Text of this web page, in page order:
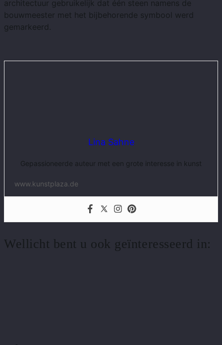
architectuur gebruikelijk dat één steen namens de
bouwmeester met het bijbehorende symbool werd
gemarkeerd.
Lina Sahne
Gepassioneerde auteur met een grote interesse in kunst
www.kunstplaza.de
Wellicht bent u ook geïnteresseerd in: